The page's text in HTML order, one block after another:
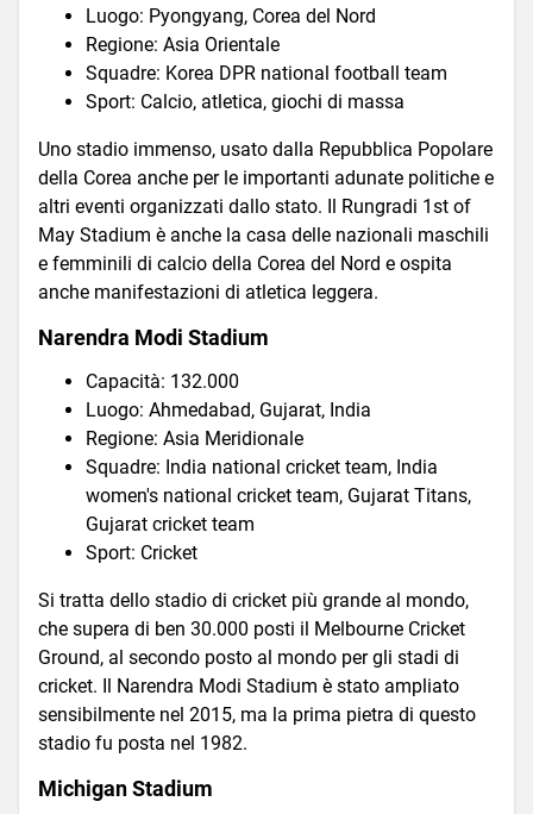
Luogo: Pyongyang, Corea del Nord
Regione: Asia Orientale
Squadre: Korea DPR national football team
Sport: Calcio, atletica, giochi di massa
Uno stadio immenso, usato dalla Repubblica Popolare
della Corea anche per le importanti adunate politiche e
altri eventi organizzati dallo stato. Il Rungradi 1st of
May Stadium è anche la casa delle nazionali maschili
e femminili di calcio della Corea del Nord e ospita
anche manifestazioni di atletica leggera.
Narendra Modi Stadium
Capacità: 132.000
Luogo: Ahmedabad, Gujarat, India
Regione: Asia Meridionale
Squadre: India national cricket team, India
women's national cricket team, Gujarat Titans,
Gujarat cricket team
Sport: Cricket
Si tratta dello stadio di cricket più grande al mondo,
che supera di ben 30.000 posti il Melbourne Cricket
Ground, al secondo posto al mondo per gli stadi di
cricket. Il Narendra Modi Stadium è stato ampliato
sensibilmente nel 2015, ma la prima pietra di questo
stadio fu posta nel 1982.
Michigan Stadium